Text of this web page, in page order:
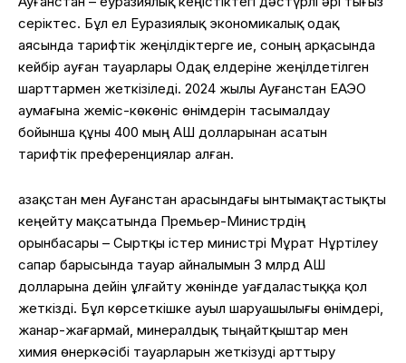
серіктес. Бұл ел Еуразиялық экономикалық одақ
аясында тарифтік жеңілдіктерге ие, соның арқасында
кейбір ауған тауарлары Одақ елдеріне жеңілдетілген
шарттармен жеткізіледі. 2024 жылы Ауғанстан ЕАЭО
аумағына жеміс-көкөніс өнімдерін тасымалдау
бойынша құны 400 мың АҚШ долларынан асатын
тарифтік преференциялар алған.
Қазақстан мен Ауғанстан арасындағы ынтымақтастықты
кеңейту мақсатында Премьер-Министрдің
орынбасары – Сыртқы істер министрі Мұрат Нұртілеу
сапар барысында тауар айналымын 3 млрд АҚШ
долларына дейін ұлғайту жөнінде уағдаластыққа қол
жеткізді. Бұл көрсеткішке ауыл шаруашылығы өнімдері,
жанар-жағармай, минералдық тыңайтқыштар мен
химия өнеркәсібі тауарларын жеткізуді арттыру